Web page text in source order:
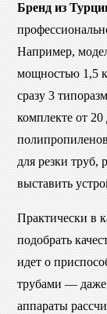
Бренд из
Например,
мощностью 1,5
сразу 3
комплекте от
для резки
выставить
Практически в
подобрать
идет о
трубами — даже
аппараты